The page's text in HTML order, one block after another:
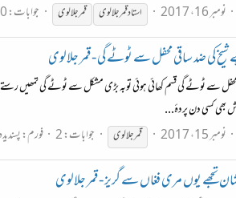
نومبر 16، 2017 استادقمرجلالوی قمرجلالوی جوابات: 0
کی ضد ساقی محفل سے ٹوٹے گی - قمر جلالوی
سے ٹوٹے گی قسم کھائی ہوئی توبہ بڑی مشکل سے ٹوٹے گی تمھیں
بھی کسی دن پردۂ...
نومبر 15، 2017 قمرجلالوی جوابات: 2 فورم:
تجھے یوں مری فغاں سے گریز - قمر جلالوی